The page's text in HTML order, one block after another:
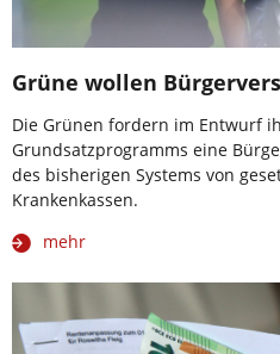
Grüne wollen
Die Grünen fordern im Entwurf
Grundsatzprogramms eine
des bisherigen Systems von
Krankenkassen.
mehr